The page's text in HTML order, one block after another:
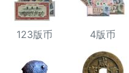
123版币 4版币